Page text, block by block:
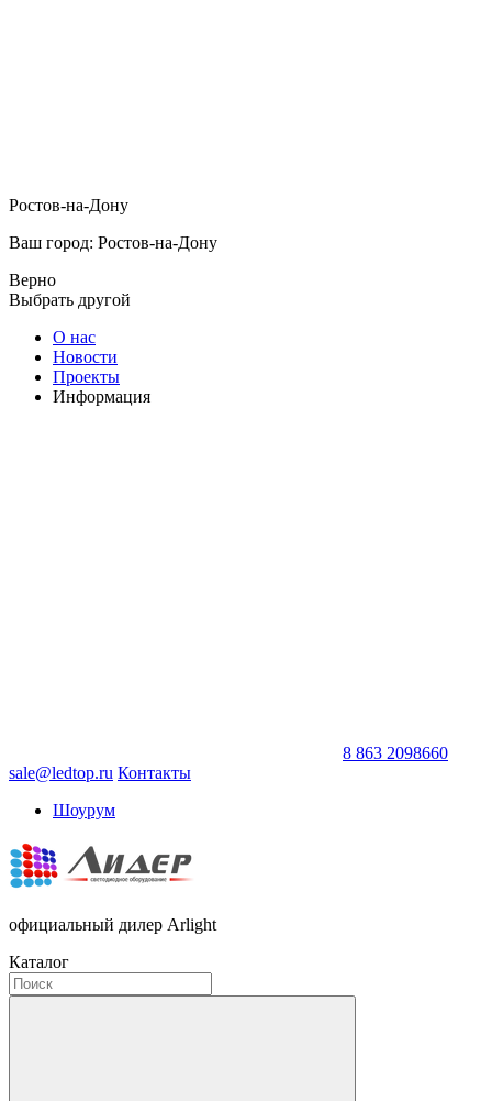
Ростов-на-Дону
Ваш город: Ростов-на-Дону
Верно
Выбрать другой
О нас
Новости
Проекты
Информация
8 863 2098660
sale@ledtop.ru Контакты
Шоурум
официальный дилер Arlight
Каталог